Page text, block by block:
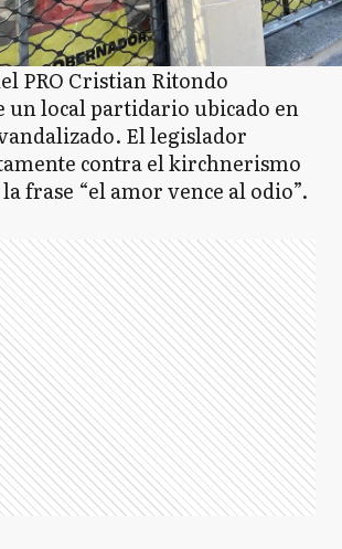
PRO Cristian Ritondo
un local partidario ubicado en
El legislador
contra el kirchnerismo
frase “el amor vence al odio”.